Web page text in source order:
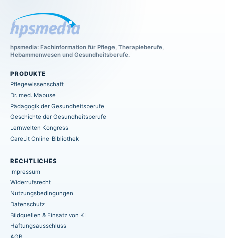
hpsmedia: Fachinformation für Pflege, Therapieberufe,
Hebammenwesen und Gesundheitsberufe.
PRODUKTE
Pflegewissenschaft
Dr. med. Mabuse
Pädagogik der Gesundheitsberufe
Geschichte der Gesundheitsberufe
Lernwelten Kongress
CareLit Online-Bibliothek
RECHTLICHES
Impressum
Widerrufsrecht
Nutzungsbedingungen
Datenschutz
Bildquellen & Einsatz von KI
Haftungsausschluss